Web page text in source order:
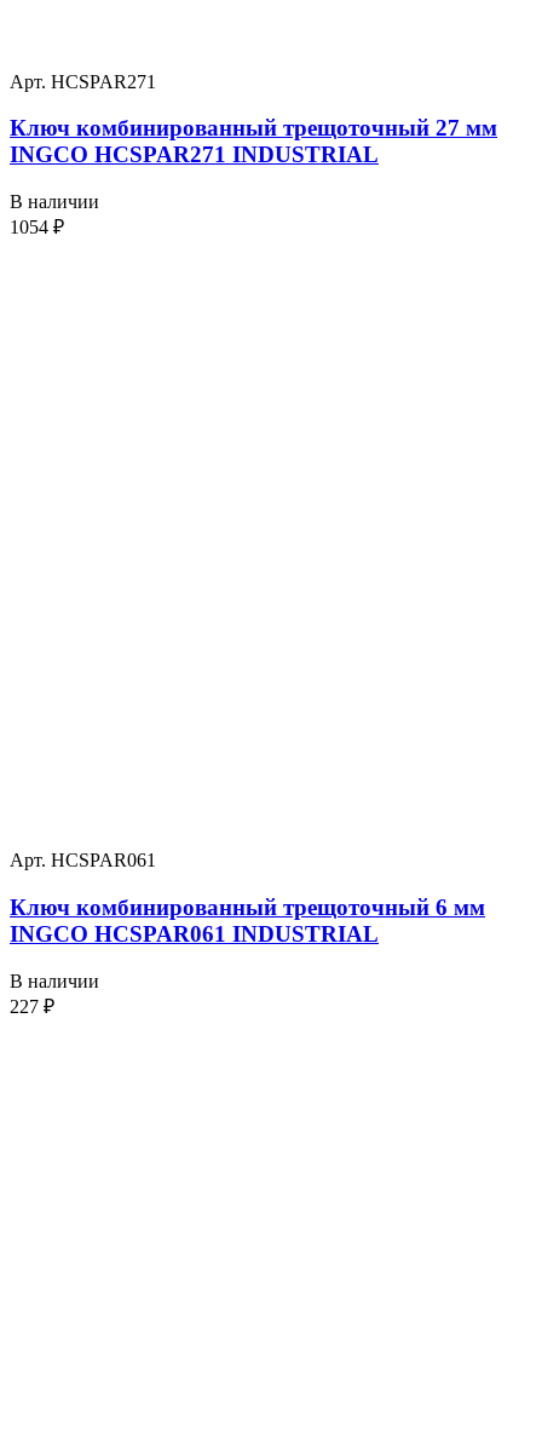
Арт. HCSPAR271
Ключ комбинированный трещоточный 27 мм
INGCO HCSPAR271 INDUSTRIAL
В наличии
1054 ₽
Арт. HCSPAR061
Ключ комбинированный трещоточный 6 мм
INGCO HCSPAR061 INDUSTRIAL
В наличии
227 ₽